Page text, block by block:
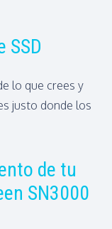
SSD
lo que crees y
justo donde los
de tu
SN3000